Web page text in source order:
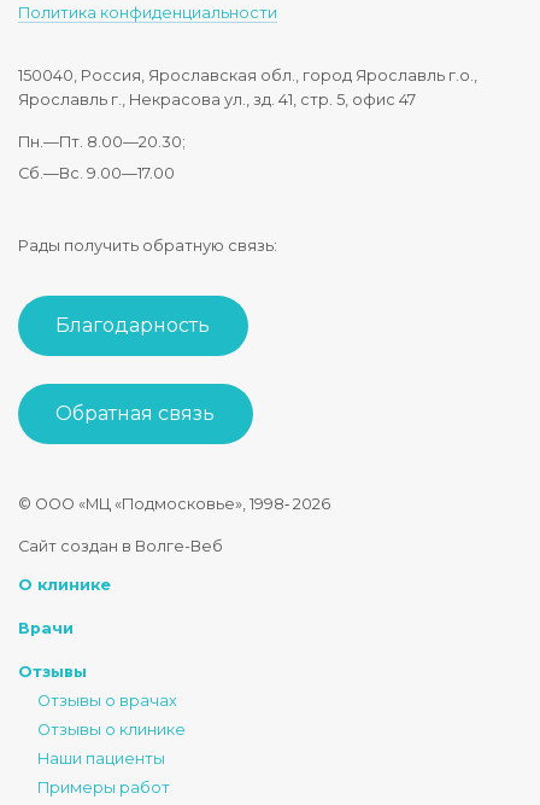
Политика конфиденциальности
150040, Россия, Ярославская обл., город Ярославль г.о.,
Ярославль г., Некрасова ул., зд. 41, стр. 5, офис 47
Пн.—Пт. 8.00—20.30;
Сб.—Вс. 9.00—17.00
Рады получить обратную связь:
Благодарность
Обратная связь
© ООО «МЦ «Подмосковье», 1998‑ 2026
Стоматология Подмосковье
+7 4852 74-45-45
Сайт создан в Волге-Веб
О клинике
Врачи
Отзывы
Отзывы о врачах
Отзывы о клинике
Наши пациенты
Примеры работ